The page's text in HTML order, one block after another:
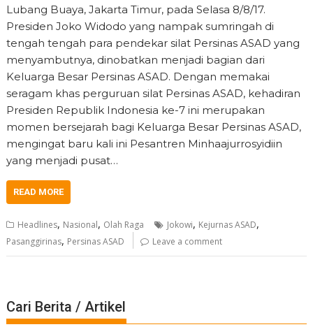
Lubang Buaya, Jakarta Timur, pada Selasa 8/8/17.
Presiden Joko Widodo yang nampak sumringah di
tengah tengah para pendekar silat Persinas ASAD yang
menyambutnya, dinobatkan menjadi bagian dari
Keluarga Besar Persinas ASAD. Dengan memakai
seragam khas perguruan silat Persinas ASAD, kehadiran
Presiden Republik Indonesia ke-7 ini merupakan
momen bersejarah bagi Keluarga Besar Persinas ASAD,
mengingat baru kali ini Pesantren Minhaajurrosyidiin
yang menjadi pusat…
READ MORE
Headlines, Nasional, Olah Raga Jokowi, Kejurnas ASAD,
Pasanggirinas, Persinas ASAD Leave a comment
Cari Berita / Artikel